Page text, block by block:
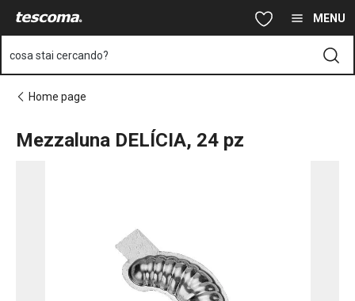
Vai al contenuto principale MENU
cosa stai cercando?
Home page
Mezzaluna DELÍCIA, 24 pz